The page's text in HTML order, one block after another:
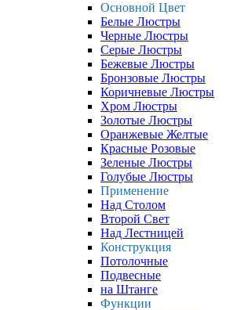
Основной Цвет
Белые Люстры
Черные Люстры
Серые Люстры
Бежевые Люстры
Бронзовые Люстры
Коричневые Люстры
Хром Люстры
Золотые Люстры
Оранжевые Желтые
Красные Розовые
Зеленые Люстры
Голубые Люстры
Применение
Над Столом
Второй Свет
Над Лестницей
Конструкция
Потолочные
Подвесные
на Штанге
Функции